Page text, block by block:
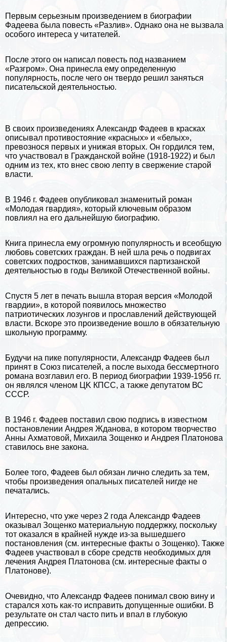
Первым серьезным произведением в биографии
Фадеева была повесть «Разлив». Однако она не вызвала
особого интереса у читателей.
После этого он написал повесть под названием
«Разгром». Она принесла ему определенную
популярность, после чего он твердо решил заняться
писательской деятельностью.
В своих произведениях Александр Фадеев в красках
описывал противостояние «красных» и «белых»,
превознося первых и унижая вторых. Он гордился тем,
что участвовал в Гражданской войне (1918-1922) и был
одним из тех, кто внес свою лепту в свержение старой
власти.
В 1946 г. Фадеев опубликовал знаменитый роман
«Молодая гвардия», который ключевым образом
повлиял на его дальнейшую биографию.
Книга принесла ему огромную популярность и всеобщую
любовь советских граждан. В ней шла речь о подвигах
советских подростков, занимавшихся партизанской
деятельностью в годы Великой Отечественной войны.
Спустя 5 лет в печать вышла вторая версия «Молодой
гвардии», в которой появилось множество
патриотических лозунгов и прославлений действующей
власти. Вскоре это произведение вошло в обязательную
школьную программу.
Будучи на пике популярности, Александр Фадеев был
принят в Союз писателей, а после выхода бесcмepтного
романа возглавил его. В период биографии 1939-1956 гг.
он являлся члeном ЦK КПСС, а также депутатом ВС
СССР.
В 1946 г. Фадеев поставил свою подпись в известном
постановлении Андрея Жданова, в котором творчество
Анны Ахматовой, Михаила Зощенко и Андрея Платонова
ставилось вне закона.
Более того, Фадеев был обязан лично следить за тем,
чтобы произведения опальных писателей нигде не
печатались.
Интересно, что уже через 2 года Александр Фадеев
оказывал Зощенко материальную поддержку, поскольку
тот оказался в крайней нужде из-за вышедшего
постановления (см. интересные факты о Зощенко). Также
Фадеев участвовал в сборе средств необходимых для
лечения Андрея Платонова (см. интересные факты о
Платонове).
Очевидно, что Александр Фадеев понимал свою вину и
старался хоть как-то исправить допущенные ошибки. В
результате он стал часто пить и впал в глубокую
депрессию.